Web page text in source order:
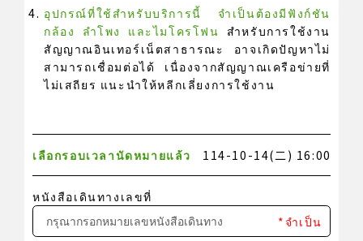
อุปกรณ์ที่ใช้สำหรับบริการนี้ จำเป็นต้องมีฟังก์ชัน
กล้อง ลำโพง และไมโครโฟน สำหรับการใช้งาน
สัญญาณอินเทอร์เน็ตสาธารณะ อาจเกิดปัญหาไม่
สามารถเชื่อมต่อได้ เนื่องจากสัญญาณเครือข่ายที่
ไม่เสถียร แนะนำให้หลีกเลี่ยงการใช้งาน
เลือกรอบเวลานัดหมายแล้ว 114-10-14(二) 16:00
หนังสือเดินทางเลขที่
*จำเป็น